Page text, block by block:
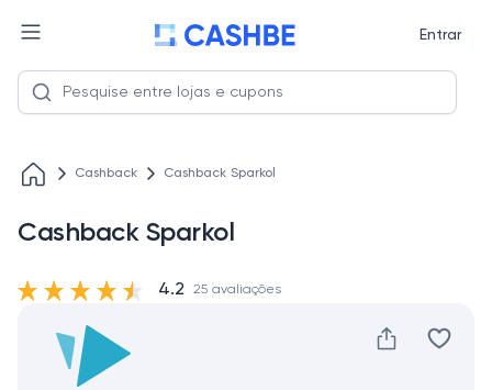
Entrar
Cashback Cashback Sparkol
Cashback Sparkol
4.2 25 avaliações